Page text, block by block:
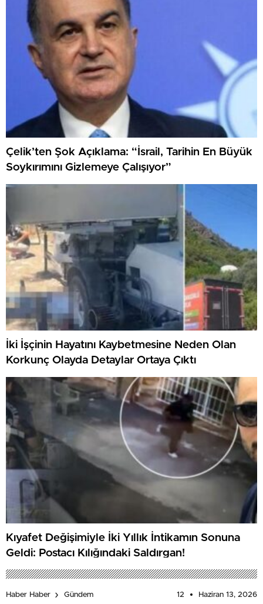
Çelik’ten Şok Açıklama: “İsrail, Tarihin En Büyük
Soykırımını Gizlemeye Çalışıyor”
İki İşçinin Hayatını Kaybetmesine Neden Olan
Korkunç Olayda Detaylar Ortaya Çıktı
Kıyafet Değişimiyle İki Yıllık İntikamın Sonuna
Geldi: Postacı Kılığındaki Saldırgan!
Haber Haber Gündem 12 Haziran 13, 2026